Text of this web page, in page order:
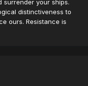
surrender your ships.
distinctiveness to
ours. Resistance is